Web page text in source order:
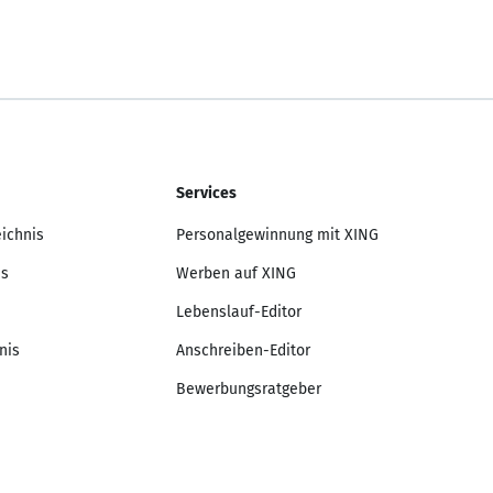
Services
Personalgewinnung mit XING
Werben auf XING
Lebenslauf-Editor
Anschreiben-Editor
Bewerbungsratgeber